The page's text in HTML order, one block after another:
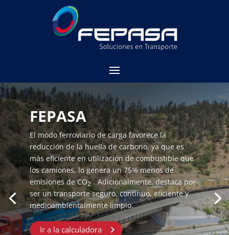
FEPASA
El modo ferroviario de carga favorece la
reducción de la huella de carbono, ya que es
más eficiente en utilización de combustible que
los camiones, lo genera un 75% menos de
emisiones de CO2 . Adicionalmente, destaca por
ser un transporte seguro, continuo, eficiente y
medioambientalmente limpio.
Ir a la calculadora